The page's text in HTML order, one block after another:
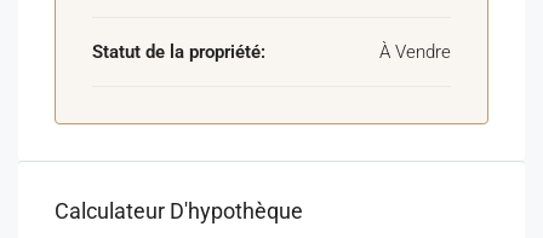
Statut de la propriété: À Vendre
Calculateur D'hypothèque